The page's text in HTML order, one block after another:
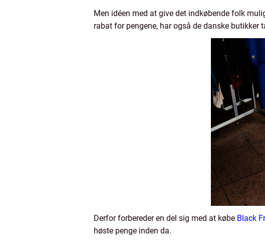
Men idéen med at give det indkøbende folk
rabat for pengene, har også de danske butikker
Derfor forbereder en del sig med at købe Black
høste penge inden da.